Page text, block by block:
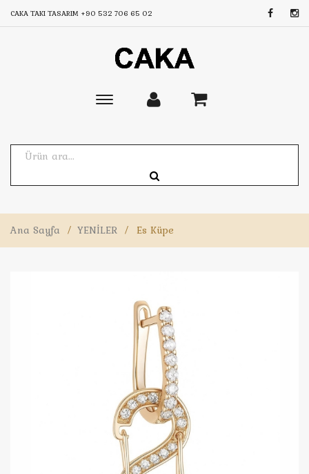
CAKA TAKI TASARIM +90 532 706 65 02
Toggle
Ana Sayfa / YENİLER / Es Küpe